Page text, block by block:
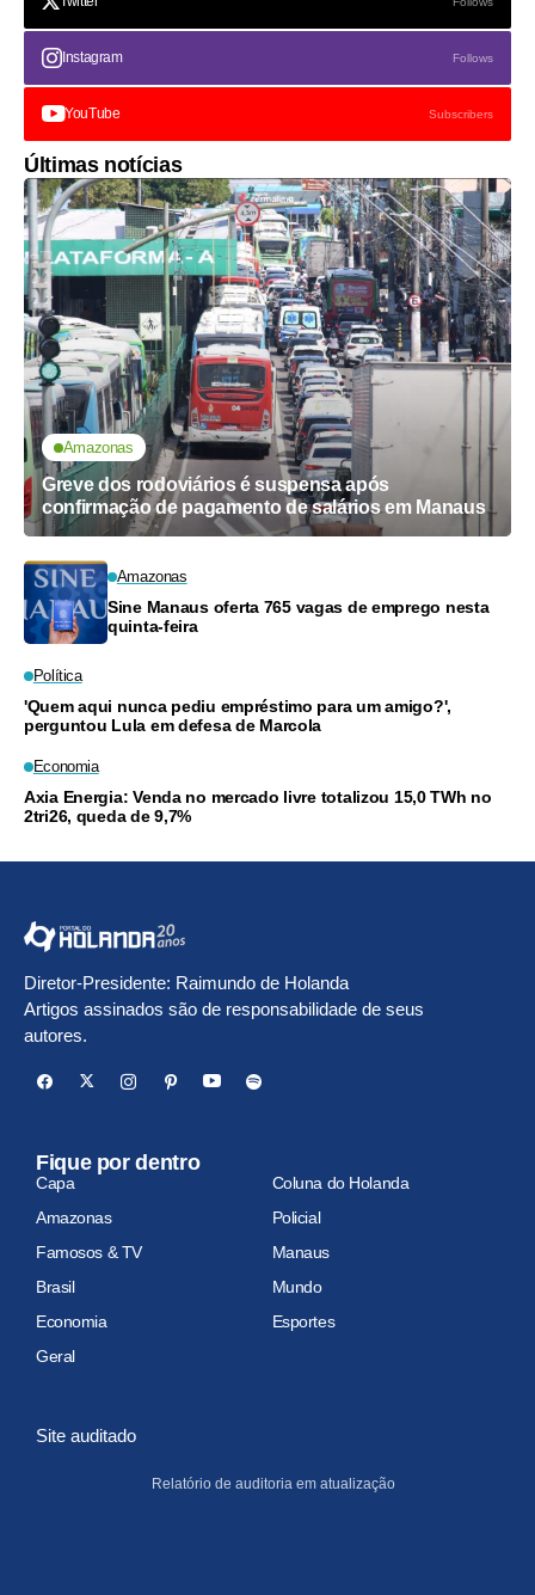
Instagram Follows
YouTube Subscribers
Últimas notícias
Amazonas
Greve dos rodoviários é suspensa após
confirmação de pagamento de salários em Manaus
Amazonas
Sine Manaus oferta 765 vagas de emprego nesta
quinta-feira
Política
'Quem aqui nunca pediu empréstimo para um amigo?',
perguntou Lula em defesa de Marcola
Economia
Axia Energia: Venda no mercado livre totalizou 15,0 TWh no
2tri26, queda de 9,7%
Diretor-Presidente: Raimundo de Holanda
Artigos assinados são de responsabilidade de seus
autores.
Fique por dentro
Capa
Coluna do Holanda
Amazonas
Policial
Famosos & TV
Manaus
Brasil
Mundo
Economia
Esportes
Geral
Site auditado
Relatório de auditoria em atualização